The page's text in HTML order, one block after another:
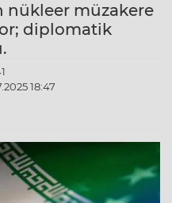
nükleer müzakere
diplomatik
18:47